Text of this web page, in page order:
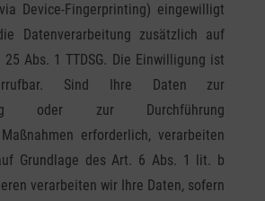
Device-Fingerprinting) eingewilligt
Datenverarbeitung zusätzlich auf
Abs. 1 TTDSG. Die Einwilligung ist
Sind Ihre Daten zur
oder zur Durchführung
erforderlich, verarbeiten
Grundlage des Art. 6 Abs. 1 lit. b
verarbeiten wir Ihre Daten, sofern